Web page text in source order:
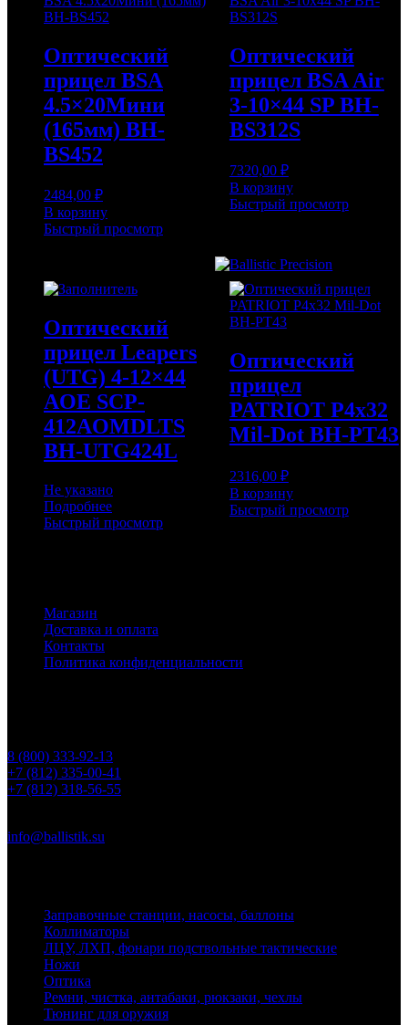
Оптический
прицел BSA
4.5×20Мини
(165мм) BH-
BS452
2484,00 ₽
В корзину
Быстрый просмотр
Оптический
прицел BSA Air
3-10×44 SP BH-
BS312S
7320,00 ₽
В корзину
Быстрый просмотр
Оптический
прицел Leapers
(UTG) 4-12×44
AOE SCP-
412AOMDLTS
BH-UTG424L
Не указано
Подробнее
Быстрый просмотр
Оптический
прицел
PATRIOT P4x32
Mil-Dot BH-PT43
2316,00 ₽
В корзину
Быстрый просмотр
Магазин
Доставка и оплата
Контакты
Политика конфиденциальности
8 (800) 333-92-13
+7 (812) 335-00-41
+7 (812) 318-56-55
info@ballistik.su
Заправочные станции, насосы, баллоны
Коллиматоры
ЛЦУ, ЛХП, фонари подствольные тактические
Ножи
Оптика
Ремни, чистка, антабаки, рюкзаки, чехлы
Тюнинг для оружия